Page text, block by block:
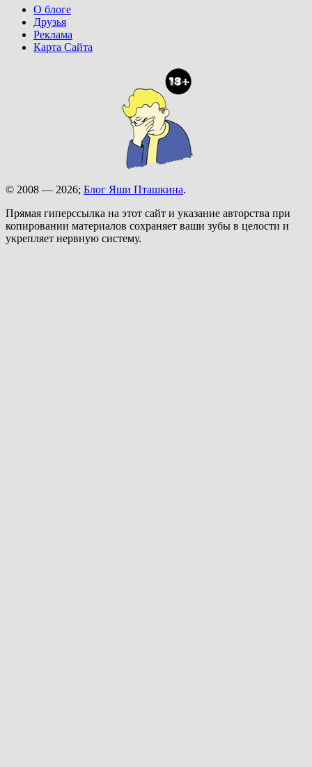
О блоге
Друзья
Реклама
Карта Сайта
© 2008 — 2026; Блог Яши Пташкина.
Прямая гиперссылка на этот сайт и указание авторства при
копировании материалов сохраняет ваши зубы в целости и
укрепляет нервную систему.